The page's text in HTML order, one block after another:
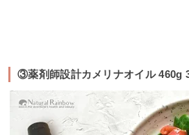
③薬剤師設計カメリナオイル 460g